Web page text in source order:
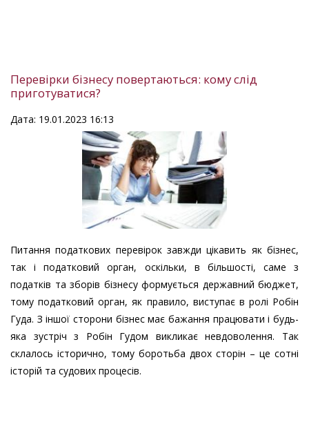
Перевірки бізнесу повертаються: кому слід
приготуватися?
Дата: 19.01.2023 16:13
Питання податкових перевірок завжди цікавить як бізнес,
так і податковий орган, оскільки, в більшості, саме з
податків та зборів бізнесу формується державний бюджет,
тому податковий орган, як правило, виступає в ролі Робін
Гуда. З іншої сторони бізнес має бажання працювати і будь-
яка зустріч з Робін Гудом викликає невдоволення. Так
склалось історично, тому боротьба двох сторін – це сотні
історій та судових процесів.